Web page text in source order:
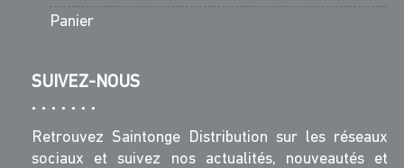
Panier
SUIVEZ-NOUS
Retrouvez Saintonge Distribution sur les réseaux
sociaux et suivez nos actualités, nouveautés et